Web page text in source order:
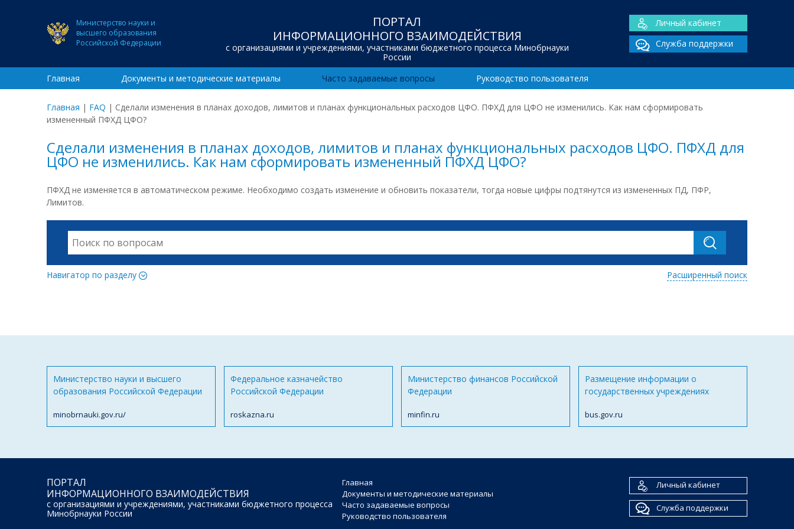
Министерство науки и
высшего образования
Российской Федерации
ПОРТАЛ
ИНФОРМАЦИОННОГО ВЗАИМОДЕЙСТВИЯ
с организациями и учреждениями, участниками бюджетного процесса Минобрнауки
России
Личный кабинет
Служба поддержки
Главная Документы и методические материалы Часто задаваемые вопросы Руководство пользователя
Главная | FAQ | Сделали изменения в планах доходов, лимитов и планах функциональных расходов ЦФО. ПФХД для ЦФО не изменились. Как нам сформировать
измененный ПФХД ЦФО?
Сделали изменения в планах доходов, лимитов и планах функциональных расходов ЦФО. ПФХД для
ЦФО не изменились. Как нам сформировать измененный ПФХД ЦФО?
ПФХД не изменяется в автоматическом режиме. Необходимо создать изменение и обновить показатели, тогда новые цифры подтянутся из измененных ПД, ПФР,
Лимитов.
Навигатор по разделу Расширенный поиск
Министерство науки и высшего
образования Российской Федерации
minobrnauki.gov.ru/
Федеральное казначейство
Российской Федерации
roskazna.ru
Министерство финансов Российской
Федерации
minfin.ru
Размещение информации о
государственных учреждениях
bus.gov.ru
ПОРТАЛ
ИНФОРМАЦИОННОГО ВЗАИМОДЕЙСТВИЯ
с организациями и учреждениями, участниками бюджетного процесса
Минобрнауки России
Главная
Документы и методические материалы
Часто задаваемые вопросы
Руководство пользователя
Личный кабинет
Служба поддержки